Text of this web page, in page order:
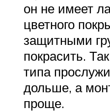
он не имеет
цветного
защитными
покрасить.
типа
дольше, а
проще.